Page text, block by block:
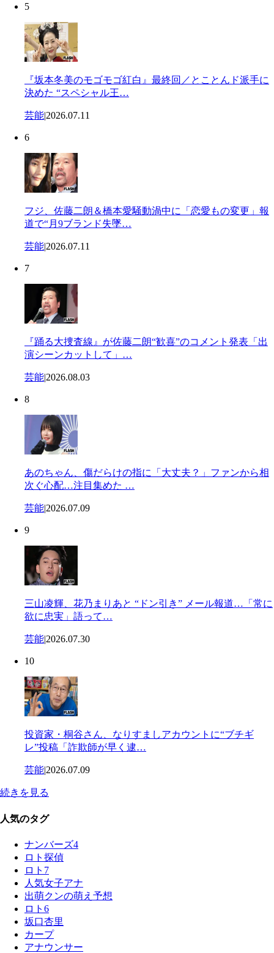
5
『坂本冬美のモゴモゴ紅白』最終回／とことんド派手に
決めた “スペシャル王…
芸能|2026.07.11
6
フジ、佐藤二朗＆橋本愛騒動渦中に「恋愛もの変更」報
道で“月9ブランド失墜…
芸能|2026.07.11
7
『踊る大捜査線』が佐藤二朗“歓喜”のコメント発表「出
演シーンカットして」…
芸能|2026.08.03
8
あのちゃん、傷だらけの指に「大丈夫？」ファンから相
次ぐ心配…注目集めた …
芸能|2026.07.09
9
三山凌輝、花乃まりあと “ドン引き” メール報道…「常に
欲に忠実」語って…
芸能|2026.07.30
10
投資家・桐谷さん、なりすましアカウントに“ブチギ
レ”投稿「詐欺師が早く逮…
芸能|2026.07.09
続きを見る
人気のタグ
ナンバーズ4
ロト探偵
ロト7
人気女子アナ
出萌クンの萌え予想
ロト6
坂口杏里
カープ
アナウンサー